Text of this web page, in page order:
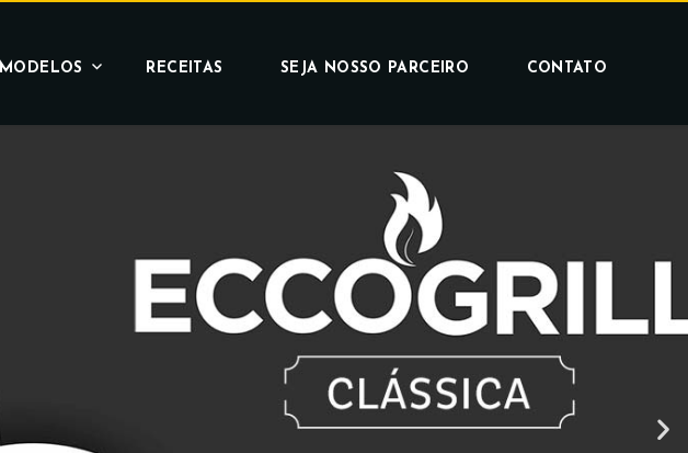
MODELOS RECEITAS SEJA NOSSO PARCEIRO CONTATO